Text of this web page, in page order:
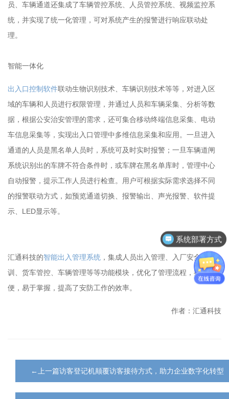
员、车辆通道还集成了车辆管控系统、人员管控系统、视频监控系
统，并实现了统一化管理，可对系统产生的报警进行响应联动处
理。
智能一体化
出入口控制软件联动生物识别技术、车辆识别技术等等，对进入区
域的车辆和人员进行权限管理，并通过人员和车辆采集、分析等数
据，根据公安治安管理的需求，还可集合移动终端信息采集、电动
车信息采集等，实现出入口管理中多维信息采集和应用。一旦进入
通道的人员是黑名单人员时，系统可及时实时报警；一旦车辆道闸
系统识别出的车牌不符合条件时，或车牌在黑名单库时，管理中心
自动报警，提示工作人员进行检查。用户可根据实际需求选择不同
的报警联动方式，如预览通道切换、报警输出、声光报警、软件提
示、LED显示等。
汇通科技的智能出入管理系统 ，集成人员出入管理、入厂安全培
训、货车管控、车辆管理等等功能模块，优化了管理流程，操作简
便，易于掌握，提高了安防工作的效率。
作者：汇通科技
←上一篇访客登记机颠覆访客接待方式，助力企业数字化转型
系统部署方式